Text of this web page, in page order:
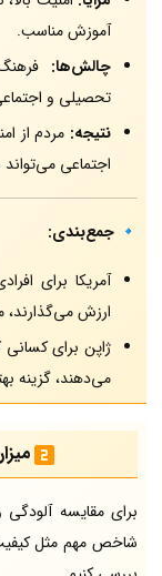
آموزش مناسب.
چالش‌ها:
تحصیلی و
نتیجه: مردم از
اجتماعی
🔹 جمع‌بندی:
آمریکا برای
ارزش
ژاپن برای
می‌دهند، گزینه
برای مقایسه
شاخص مهم مثل